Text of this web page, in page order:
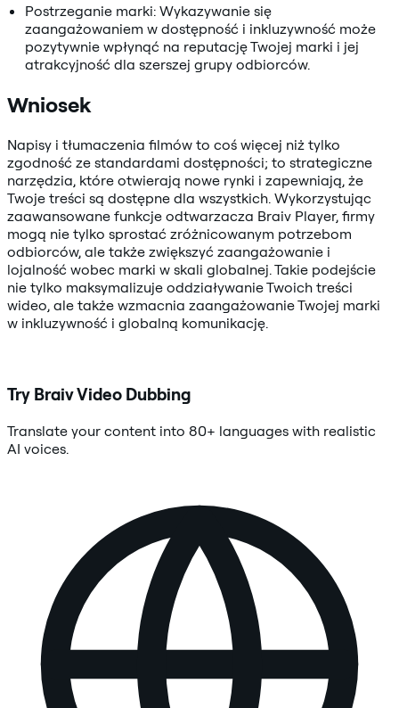
Postrzeganie marki: Wykazywanie się
zaangażowaniem w dostępność i inkluzywność może
pozytywnie wpłynąć na reputację Twojej marki i jej
atrakcyjność dla szerszej grupy odbiorców.
Wniosek
Napisy i tłumaczenia filmów to coś więcej niż tylko
zgodność ze standardami dostępności; to strategiczne
narzędzia, które otwierają nowe rynki i zapewniają, że
Twoje treści są dostępne dla wszystkich. Wykorzystując
zaawansowane funkcje odtwarzacza Braiv Player, firmy
mogą nie tylko sprostać zróżnicowanym potrzebom
odbiorców, ale także zwiększyć zaangażowanie i
lojalność wobec marki w skali globalnej. Takie podejście
nie tylko maksymalizuje oddziaływanie Twoich treści
wideo, ale także wzmacnia zaangażowanie Twojej marki
w inkluzywność i globalną komunikację.
Try Braiv Video Dubbing
Translate your content into 80+ languages with realistic
AI voices.